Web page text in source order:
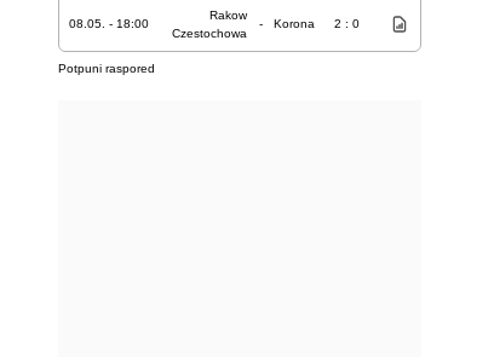
08.05. - 18:00
Rakow
Czestochowa
- Korona 2 : 0
Potpuni raspored